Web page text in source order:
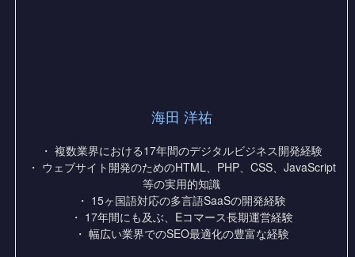
海田 洋祐
・ 複数業界における17年間のデジタルビジネス開発経験
・ ウェブサイト開発のためのHTML、PHP、CSS、JavaScript
等の実用的知識
・ 15ヶ国語対応の多言語SaaSの開発経験
・ 17年間にも及ぶ、Eコマース長期運営経験
・ 幅広い業界でのSEO最適化の豊富な経験